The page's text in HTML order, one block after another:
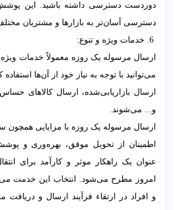
دوردست دسترسی داشته باشید. این
دسترسی آسان‌تر به بازارها و مشتریان
ارسال مرسوله یک روزه معمولاً خدمات
می‌توانید با توجه به نیاز خود از آن‌ها
ارسال بازاریابی‌شده، ارسال کالاهای
و... می‌شوند.
ارسال مرسوله یک روزه با مزایایی همچون
اطمینان از تحویل موفق، بهره‌وری و
عنوان یک راهکار موثر و کارآمد برای
امروز مطرح می‌شود. انتخاب این خدمت
و افراد در ارتقاء فرآیند ارسال و